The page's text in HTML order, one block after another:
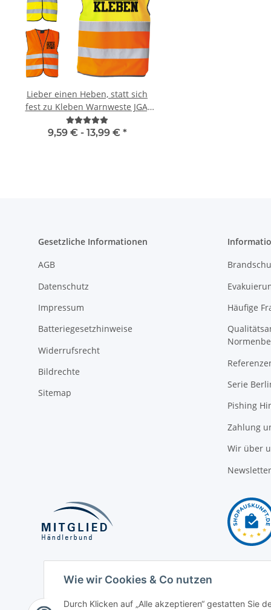
Lieber einen Heben, statt sich
fest zu Kleben Warnweste JGA,
Karneval, Männertag
9,59 € - 13,99 € *
Gesetzliche Informationen
AGB
Datenschutz
Impressum
Batteriegesetzhinweise
Widerrufsrecht
Bildrechte
Sitemap
Häufige
Serie
Pishing
Zahlung
Wir über
Newsletter
Wie wir Cookies & Co nutzen
Durch Klicken auf „Alle akzeptieren“ gestatten Sie